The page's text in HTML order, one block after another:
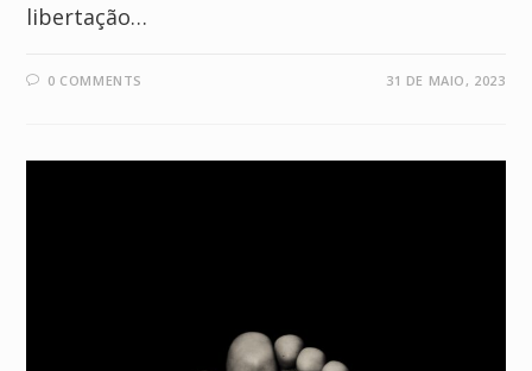
libertação…
0 COMMENTS 31 DE MAIO, 2023